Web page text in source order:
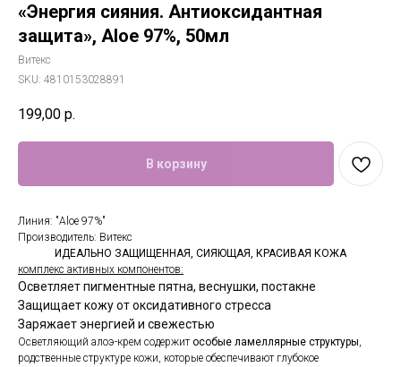
«Энергия сияния. Антиоксидантная
защита», Aloe 97%, 50мл
Витекс
SKU: 4810153028891
199,00 р.
В корзину
Линия: "Aloe 97%"
Производитель: Витекс
ИДЕАЛЬНО ЗАЩИЩЕННАЯ, СИЯЮЩАЯ, КРАСИВАЯ КОЖА
комплекс активных компонентов:
Осветляет пигментные пятна, веснушки, постакне
Защищает кожу от оксидативного стресса
Заряжает энергией и свежестью
Осветляющий алоэ-крем содержитособые ламеллярные структуры,
родственные структуре кожи, которые обеспечивают глубокое